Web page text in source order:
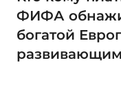
ФИФА
богатой